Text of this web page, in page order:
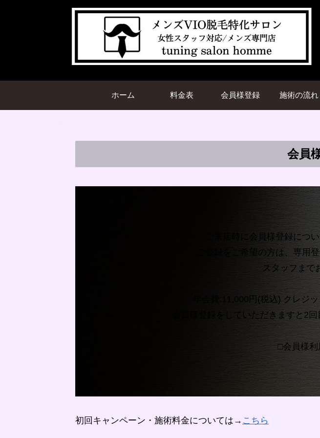
ホーム 料金表 会員様登録 施術の流れ
会員
ご来店時に会員様登録につ
ご登録をご希望の方は、専用
スタッフまで
年会費:11,000円(税込) クレジ
会員様登録をしていただきますと2
□会員様利
初回キャンペーン・施術料金については→ こちら